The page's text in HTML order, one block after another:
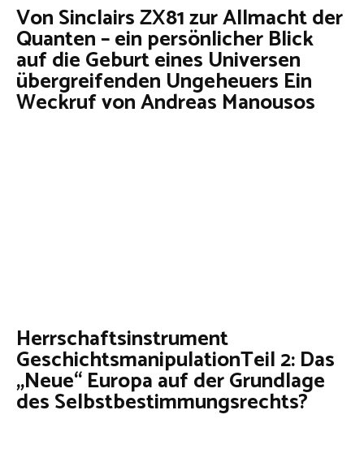
Von Sinclairs ZX81 zur Allmacht der
Quanten – ein persönlicher Blick
auf die Geburt eines Universen
übergreifenden Ungeheuers Ein
Weckruf von Andreas Manousos
Herrschaftsinstrument
GeschichtsmanipulationTeil 2: Das
„Neue“ Europa auf der Grundlage
des Selbstbestimmungsrechts?